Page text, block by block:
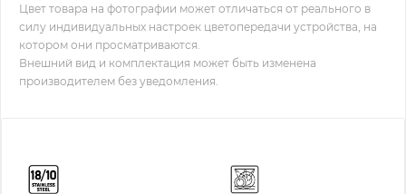
Цвет товара на фотографии может отличаться от реального в
силу индивидуальных настроек цветопередачи устройства, на
котором они просматриваются.
Внешний вид и комплектация может быть изменена
производителем без уведомления.